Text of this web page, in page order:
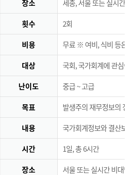
장소 세종, 서울 또는 실시간
횟수 2회
비용 무료 ※ 여비, 식비 등은
대상 국회, 국가회계에 관심
난이도 중급 ~ 고급
목표 발생주의 재무정보의 정
내용 국가회계정보와 결산보
시간 1일, 총 6시간
장소 서울 또는 실시간 비대